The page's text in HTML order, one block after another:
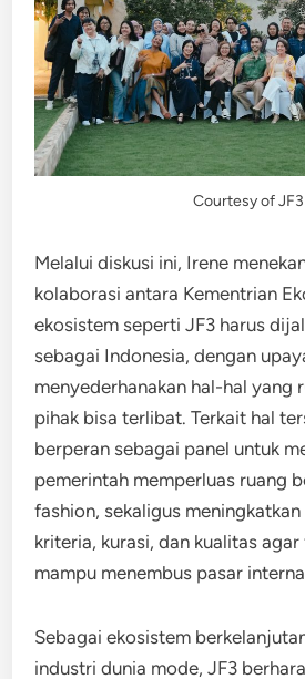
Courtesy of JF3
Melalui diskusi ini, Irene
kolaborasi antara Kementrian
ekosistem seperti JF3 harus
sebagai Indonesia, dengan
menyederhanakan hal-hal yang
pihak bisa terlibat. Terkait hal
berperan sebagai panel untuk
pemerintah memperluas ruang
fashion, sekaligus
kriteria, kurasi, dan kualitas
mampu menembus pasar
Sebagai ekosistem
industri dunia mode, JF3